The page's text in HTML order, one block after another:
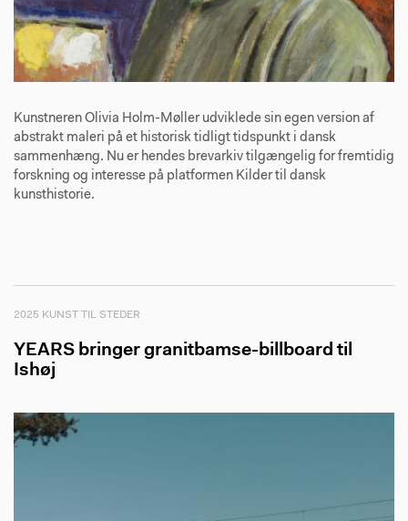
Kunstneren Olivia Holm-Møller udviklede sin egen version af
abstrakt maleri på et historisk tidligt tidspunkt i dansk
sammenhæng. Nu er hendes brevarkiv tilgængelig for fremtidig
forskning og interesse på platformen Kilder til dansk
kunsthistorie.
2025 KUNST TIL STEDER
YEARS bringer granitbamse-billboard til
Ishøj